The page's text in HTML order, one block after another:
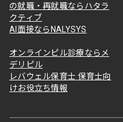
の就職・再就職ならハタラ
クティブ
AI面接ならNALYSYS
オンラインピル診療ならメ
デリピル
レバウェル保育士 保育士向
けお役立ち情報